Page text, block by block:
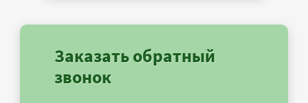
Заказать обратный
звонок